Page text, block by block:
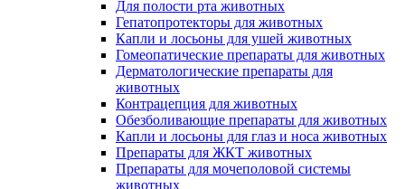
Для полости рта животных
Гепатопротекторы для животных
Капли и лосьоны для ушей животных
Гомеопатические препараты для животных
Дерматологические препараты для
животных
Контрацепция для животных
Обезболивающие препараты для животных
Капли и лосьоны для глаз и носа животных
Препараты для ЖКТ животных
Препараты для мочеполовой системы
животных